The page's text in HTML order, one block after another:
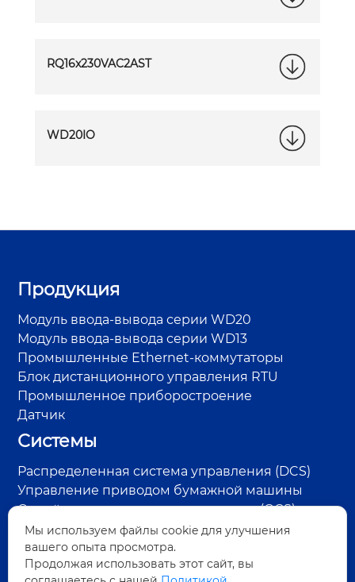
RQ16x230VAC2AST
WD20IO
Продукция
Модуль ввода-вывода серии WD20
Модуль ввода-вывода серии WD13
Промышленные Ethernet-коммутаторы
Блок дистанционного управления RTU
Промышленное приборостроение
Датчик
Системы
Распределенная система управления (DCS)
Управление приводом бумажной машины
Онлайн-система контроля качества (QCS)
Система управления RTU на нефтепромысле
Система контроля пара и конденсата
Система обнаружения дефектов поверхности
Мы используем файлы cookie для улучшения
вашего опыта просмотра.
Продолжая использовать этот сайт, вы